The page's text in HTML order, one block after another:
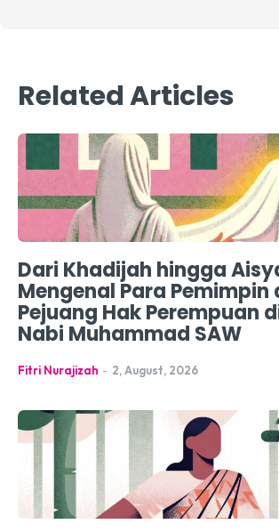
Related Articles
Dari Khadijah hingga
Mengenal Para Pemimpin
Pejuang Hak Perempuan
Nabi Muhammad SAW
Fitri Nurajizah - 2, August, 2026